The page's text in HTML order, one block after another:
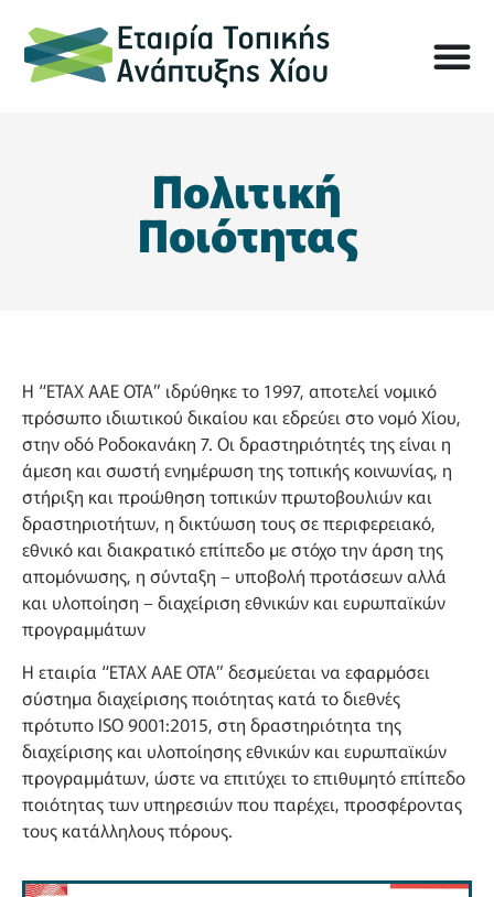
Πολιτική
Ποιότητας
Η “ΕΤΑΧ ΑΑΕ ΟΤΑ” ιδρύθηκε το 1997, αποτελεί νομικό
πρόσωπο ιδιωτικού δικαίου και εδρεύει στο νομό Χίου,
στην οδό Ροδοκανάκη 7. Οι δραστηριότητές της είναι η
άμεση και σωστή ενημέρωση της τοπικής κοινωνίας, η
στήριξη και προώθηση τοπικών πρωτοβουλιών και
δραστηριοτήτων, η δικτύωση τους σε περιφερειακό,
εθνικό και διακρατικό επίπεδο με στόχο την άρση της
απομόνωσης, η σύνταξη – υποβολή προτάσεων αλλά
και υλοποίηση – διαχείριση εθνικών και ευρωπαϊκών
προγραμμάτων
Η εταιρία “ΕΤΑΧ ΑΑΕ ΟΤΑ” δεσμεύεται να εφαρμόσει
σύστημα διαχείρισης ποιότητας κατά το διεθνές
πρότυπο ISO 9001:2015, στη δραστηριότητα της
διαχείρισης και υλοποίησης εθνικών και ευρωπαϊκών
προγραμμάτων, ώστε να επιτύχει το επιθυμητό επίπεδο
ποιότητας των υπηρεσιών που παρέχει, προσφέροντας
τους κατάλληλους πόρους.